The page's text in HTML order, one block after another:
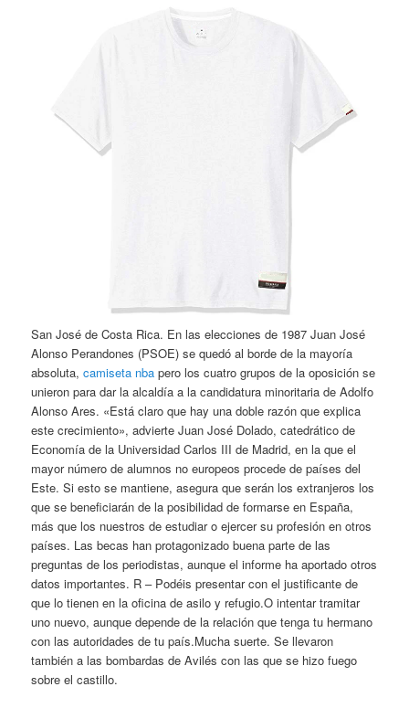
San José de Costa Rica. En las elecciones de 1987 Juan José
Alonso Perandones (PSOE) se quedó al borde de la mayoría
absoluta,camiseta nba pero los cuatro grupos de la oposición se
unieron para dar la alcaldía a la candidatura minoritaria de Adolfo
Alonso Ares. «Está claro que hay una doble razón que explica
este crecimiento», advierte Juan José Dolado, catedrático de
Economía de la Universidad Carlos III de Madrid, en la que el
mayor número de alumnos no europeos procede de países del
Este. Si esto se mantiene, asegura que serán los extranjeros los
que se beneficiarán de la posibilidad de formarse en España,
más que los nuestros de estudiar o ejercer su profesión en otros
países. Las becas han protagonizado buena parte de las
preguntas de los periodistas, aunque el informe ha aportado otros
datos importantes. R – Podéis presentar con el justificante de
que lo tienen en la oficina de asilo y refugio.O intentar tramitar
uno nuevo, aunque depende de la relación que tenga tu hermano
con las autoridades de tu país.Mucha suerte. Se llevaron
también a las bombardas de Avilés con las que se hizo fuego
sobre el castillo.